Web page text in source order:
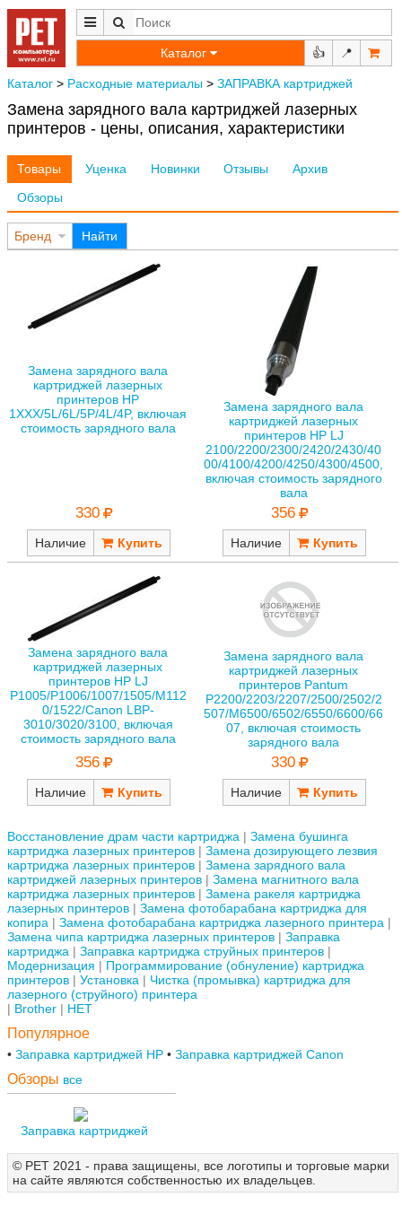
Каталог 👍 📍
Каталог > Расходные материалы > ЗАПРАВКА картриджей
Замена зарядного вала картриджей лазерных
принтеров - цены, описания, характеристики
Товары Уценка Новинки Отзывы
Архив
Обзоры
Бренд Найти
Замена зарядного вала
картриджей лазерных
принтеров HP
1XXX/5L/6L/5P/4L/4P, включая
стоимость зарядного вала
330
Наличие
Замена зарядного вала
картриджей лазерных
принтеров HP LJ
2100/2200/2300/2420/2430/40
00/4100/4200/4250/4300/4500,
включая стоимость зарядного
вала
356
Наличие
Замена зарядного вала
картриджей лазерных
принтеров HP LJ
P1005/P1006/1007/1505/M112
0/1522/Canon LBP-
3010/3020/3100, включая
стоимость зарядного вала
356
Наличие
Замена зарядного вала
картриджей лазерных
принтеров Pantum
P2200/2203/2207/2500/2502/2
507/M6500/6502/6550/6600/66
07, включая стоимость
зарядного вала
330
Наличие
Восстановление драм части картриджа
Замена бушинга
картриджа лазерных принтеров
Замена дозирующего лезвия
картриджа лазерных принтеров
Замена зарядного вала
картриджей лазерных принтеров
Замена магнитного вала
картриджа лазерных принтеров
Замена ракеля картриджа
лазерных принтеров
Замена фотобарабана картриджа для
копира
Замена фотобарабана картриджа лазерного принтера
Замена чипа картриджа лазерных принтеров
Заправка
картриджа
Заправка картриджа струйных принтеров
Модернизация
Программирование (обнуление) картриджа
принтеров
Установка
Чистка (промывка) картриджа для
лазерного (струйного) принтера
Brother
НЕТ
Популярное
Заправка картриджей HP Заправка картриджей Canon
Обзоры все
Заправка картриджей
© РЕТ 2021 - права защищены, все логотипы и торговые марки
на сайте являются собственностью их владельцев.